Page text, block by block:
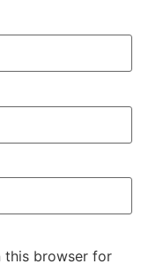
this browser for